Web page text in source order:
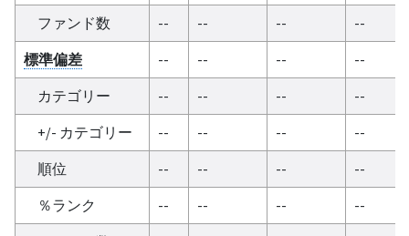
ファンド数
-- -- --
--
標準偏差
-- -- --
--
カテゴリー
-- -- --
--
+/- カテゴリー
-- -- --
--
順位
-- -- --
--
％ランク
-- -- --
--